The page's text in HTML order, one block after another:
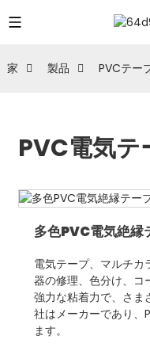
家 製品 PVCテー
PVC電気テ
多色PVC電気絶縁
電気テープ、マルチ
器の修理、色分け、コ
強力な粘着力で、さま
社はメーカーであり、
ます。